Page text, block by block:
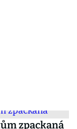
zpackaná